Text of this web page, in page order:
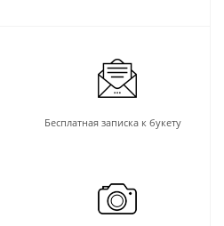
Бесплатная записка к букету